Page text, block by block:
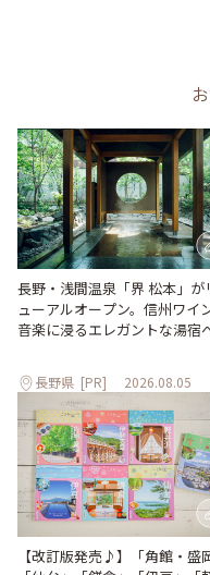
長野・浅間温泉「界 松本」が
ューアルオープン。信州ワイ
音楽に浸るエレガントな湯宿
長野県 [PR] 2026.08.05
【改訂版発売♪】「角館・盛